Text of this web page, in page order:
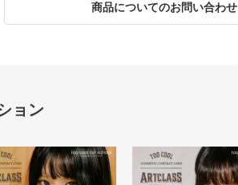
商品についてのお問い合わせ